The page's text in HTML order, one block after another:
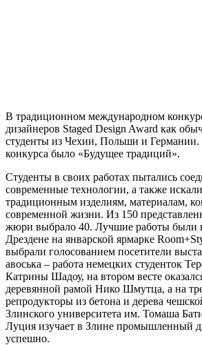
В традиционном международном
дизайнеров Staged Design Award как
студенты из Чехии, Польши и
конкурса было «Будущее традиций».
Студенты в своих работах пытались
современные технологии, а также
традиционным изделиям, материалам,
современной жизни. Из 150
жюри выбрало 40. Лучшие работы были
Дрездене на январской ярмарке
выбрали голосованием посетители
авоська – работа немецких студенток
Катрины Шадоу, на втором весте
деревянной рамой Нико Шмутца, а на
репродукторы из бетона и дерева
Злинского университета им. Томаша
Луция изучает в Злине промышленный
успешно.